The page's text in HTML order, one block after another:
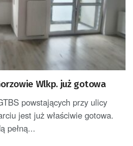
Wlkp. już gotowa
powstających przy ulicy
jest już właściwie gotowa.
pełną...